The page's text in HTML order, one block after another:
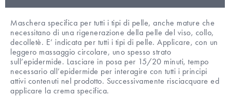
Maschera specifica per tutti i tipi di pelle, anche mature che
necessitano di una rigenerazione della pelle del viso, collo,
decolletè. E’ indicata per tutti i tipi di pelle. Applicare, con un
leggero massaggio circolare, uno spesso strato
sull’epidermide. Lasciare in posa per 15/20 minuti, tempo
necessario all’epidermide per interagire con tutti i principi
attivi contenuti nel prodotto. Successivamente risciacquare ed
applicare la crema specifica.